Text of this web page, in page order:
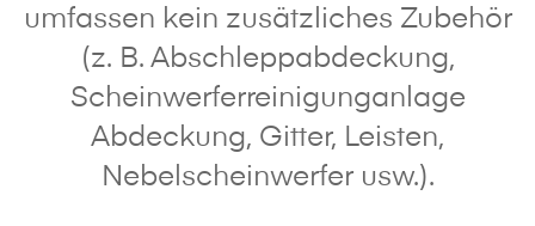
umfassen kein zusätzliches Zubehör
(z. B. Abschleppabdeckung,
Scheinwerferreinigunganlage
Abdeckung, Gitter, Leisten,
Nebelscheinwerfer usw.).